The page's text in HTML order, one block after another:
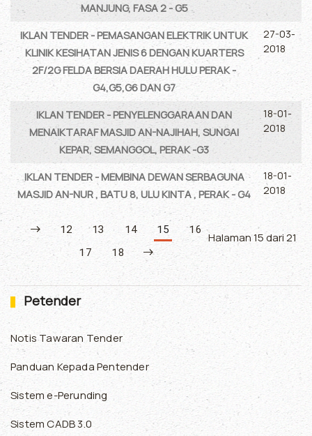
MANJUNG, FASA 2 - G5
IKLAN TENDER - PEMASANGAN ELEKTRIK UNTUK
KLINIK KESIHATAN JENIS 6 DENGAN KUARTERS
2F/2G FELDA BERSIA DAERAH HULU PERAK -
G4,G5,G6 DAN G7
27-03-
2018
IKLAN TENDER - PENYELENGGARAAN DAN
MENAIKTARAF MASJID AN-NAJIHAH, SUNGAI
KEPAR, SEMANGGOL, PERAK -G3
18-01-
2018
IKLAN TENDER - MEMBINA DEWAN SERBAGUNA
MASJID AN-NUR , BATU 8, ULU KINTA , PERAK - G4
18-01-
2018
Halaman 15 dari 21
12 13 14 15
16
17
18
Petender
Notis Tawaran Tender
Panduan Kepada Pentender
Sistem e-Perunding
Sistem CADB 3.0